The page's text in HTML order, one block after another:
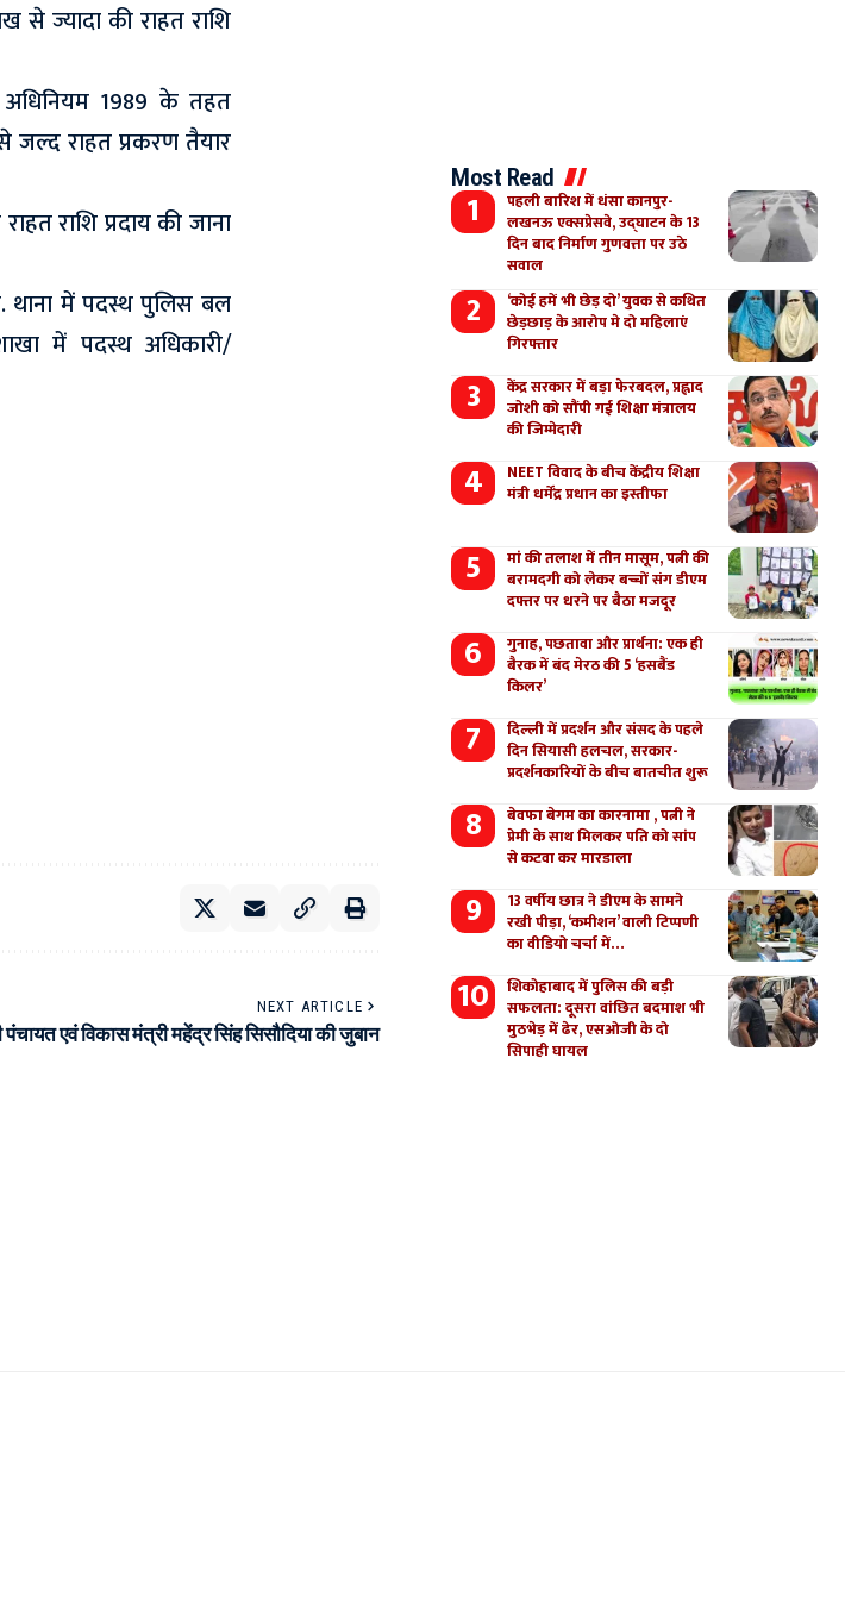
ज्यादा की राहत राशि
अधिनियम 1989 के तहत
जल्द राहत प्रकरण तैयार
राशि प्रदाय की जाना
में पदस्थ पुलिस बल
में पदस्थ अधिकारी/
NEXT ARTICLE
एवं विकास मंत्री महेंद्र सिंह सिसौदिया की जुबान
Most Read
पहली बारिश में धंसा कानपुर-
लखनऊ एक्सप्रेसवे, उद्घाटन के 13
दिन बाद निर्माण गुणवत्ता पर उठे
सवाल
‘कोई हमें भी छेड़ दो’ युवक से कथित
छेड़छाड़ के आरोप मे दो महिलाएं
गिरफ्तार
केंद्र सरकार में बड़ा फेरबदल, प्रह्लाद
जोशी को सौंपी गई शिक्षा मंत्रालय
की जिम्मेदारी
NEET विवाद के बीच केंद्रीय शिक्षा
मंत्री धर्मेंद्र प्रधान का इस्तीफा
मां की तलाश में तीन मासूम, पत्नी की
बरामदगी को लेकर बच्चों संग डीएम
दफ्तर पर धरने पर बैठा मजदूर
गुनाह, पछतावा और प्रार्थना: एक ही
बैरक में बंद मेरठ की 5 ‘हसबैंड
किलर’
दिल्ली में प्रदर्शन और संसद के पहले
दिन सियासी हलचल, सरकार-
प्रदर्शनकारियों के बीच बातचीत शुरू
बेवफा बेगम का कारनामा , पत्नी ने
प्रेमी के साथ मिलकर पति को सांप
से कटवा कर मारडाला
13 वर्षीय छात्र ने डीएम के सामने
रखी पीड़ा, ‘कमीशन’ वाली टिप्पणी
का वीडियो चर्चा में…
शिकोहाबाद में पुलिस की बड़ी
सफलता: दूसरा वांछित बदमाश भी
मुठभेड़ में ढेर, एसओजी के दो
सिपाही घायल